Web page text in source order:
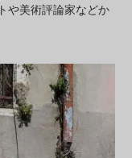
や美術評論家などか